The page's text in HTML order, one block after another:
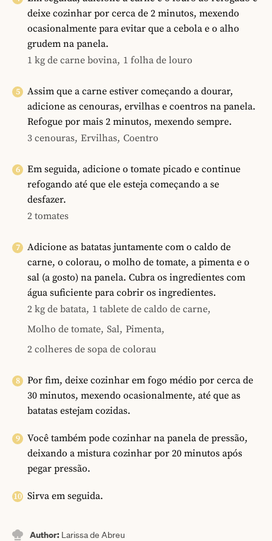
deixe cozinhar por cerca de 2 minutos, mexendo
ocasionalmente para evitar que a cebola e o alho
grudem na panela.
1 kg de carne bovina, 1 folha de louro
Assim que a carne estiver começando a dourar,
adicione as cenouras, ervilhas e coentros na panela.
Refogue por mais 2 minutos, mexendo sempre.
3 cenouras, Ervilhas, Coentro
Em seguida, adicione o tomate picado e continue
refogando até que ele esteja começando a se
desfazer.
2 tomates
Adicione as batatas juntamente com o caldo de
carne, o colorau, o molho de tomate, a pimenta e o
sal (a gosto) na panela. Cubra os ingredientes com
água suficiente para cobrir os ingredientes.
2 kg de batata, 1 tablete de caldo de carne,
Molho de tomate, Sal, Pimenta,
2 colheres de sopa de colorau
Por fim, deixe cozinhar em fogo médio por cerca de
30 minutos, mexendo ocasionalmente, até que as
batatas estejam cozidas.
Você também pode cozinhar na panela de pressão,
deixando a mistura cozinhar por 20 minutos após
pegar pressão.
Sirva em seguida.
Author: Larissa de Abreu